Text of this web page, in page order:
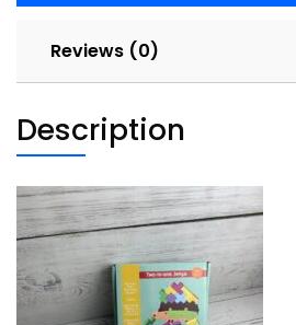
Reviews (0)
Description